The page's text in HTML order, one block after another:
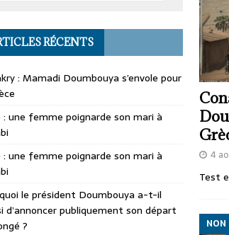
RÉCENTS
: Mamadi Doumbouya s’envole pour
: une femme poignarde son mari à
: une femme poignarde son mari à
le président Doumbouya a-t-il
d’annoncer publiquement son départ
?
4
Test
NON